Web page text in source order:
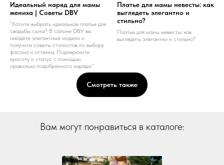
Идеальный наряд для мамы
жениха | Советы DBV
"Хотите выбрать идеальное платье для
свадьбы сына? В салоне DBV вы
найдёте элегантные модели и
получите советы стилистов по выбору
фасона и оттенка. Подчеркните
красоту и статус с помощью
правильно подобранного наряда."
Платье для мамы невесты: как
выглядеть элегантно и
стильно?
Платье для мамы невесты: как
выглядеть элегантно и стильно?
Смотреть также
Вам могут понравиться в каталоге: